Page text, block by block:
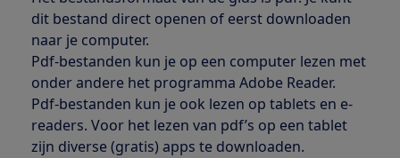
dit bestand direct openen of eerst downloaden
naar je computer.
Pdf-bestanden kun je op een computer lezen met
onder andere het programma Adobe Reader.
Pdf-bestanden kun je ook lezen op tablets en e-
readers. Voor het lezen van pdf’s op een tablet
zijn diverse (gratis) apps te downloaden.